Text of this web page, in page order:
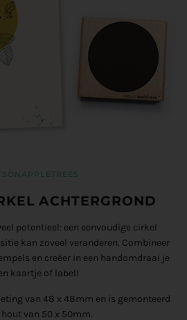
ACHTERGROND
potentieel: een eenvoudige cirkel
kan zoveel veranderen. Combineer
en creëer in een handomdraai je
kaartje of label!
van 48 x 48mm en is gemonteerd
hout van 50 x 50mm.